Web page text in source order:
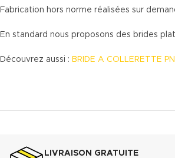
Fabrication hors norme réalisées sur
En standard nous proposons des brides
Découvrez aussi : BRIDE A COLLERETTE
LIVRAISON GRATUITE